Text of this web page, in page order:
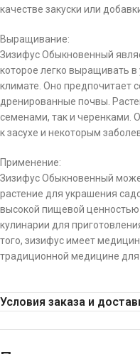
качестве закуски или
Выращивание:
Зизифус Обыкновенный
которое легко выращивать
климате. Оно предпочитает
дренированные почвы.
семенами, так и черенками.
к засухе и некоторым
Применение:
Зизифус Обыкновенный
растение для украшения
высокой пищевой
кулинарии для
того, зизифус имеет
традиционной медицине для
Условия заказа и